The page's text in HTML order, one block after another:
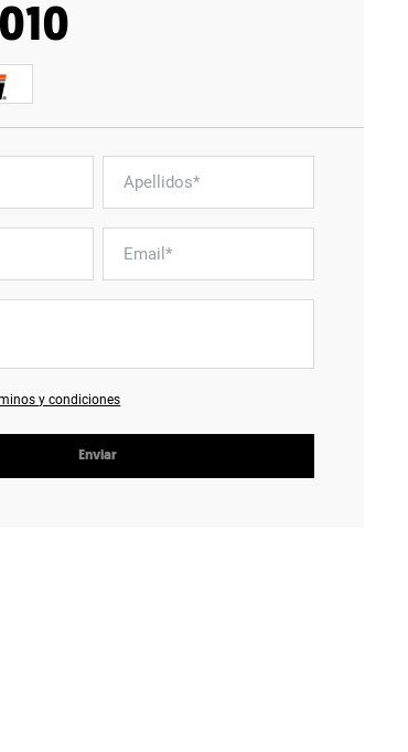
y condiciones
Enviar